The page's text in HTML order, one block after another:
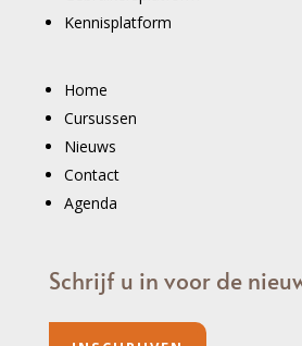
Kennisplatform
Home
Cursussen
Nieuws
Contact
Agenda
Schrijf u in voor de